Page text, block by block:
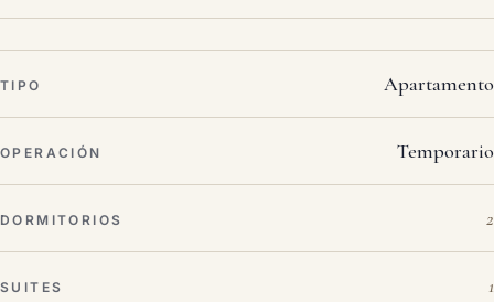
TIPO Apartamento
OPERACIÓN Temporario
DORMITORIOS 2
SUITES 1